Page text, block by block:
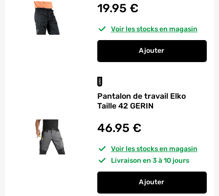
19.95 €
Voir les stocks en magasin
Ajouter
Pantalon de travail Elko
Taille 42 GERIN
46.95 €
Voir les stocks en magasin
Livraison en 3 à 10 jours
Ajouter